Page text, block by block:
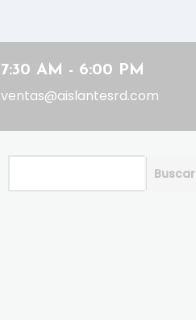
7:30 AM - 6:00 PM
ventas@aislantesrd.com
Buscar